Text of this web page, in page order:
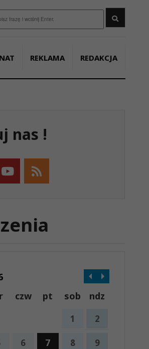
REKLAMA REDAKCJA
nas !
czw pt sob ndz
1 2
6 7 8 9